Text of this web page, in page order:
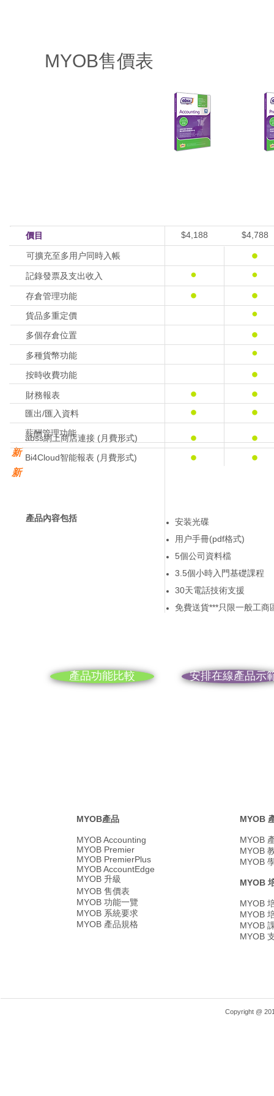
MYOB售價表
記錄發票及支出收入
存倉管理功能
貨品多重定價
可擴充至多用户同時入帳
按時收費功能
多個存倉位置
多種貨幣功能
薪酬管理功能
財務報表
安装光碟
用户手冊(pdf格式)
5個公司資料檔
3.5個小時入門基礎課程
30天電話技術支援
免費送貨***只限一般工商
產品內容包括
價目 $4,188 $4,788
匯出/匯入資料
新
新
abss網上商店連接 (月費形式)
Bi4Cloud智能報表 (月費形式)
產品功能比較 安排在線產品示
MYOB產品
MYOB Accounting
MYOB Premier
MYOB PremierPlus
MYOB AccountEdge
MYOB 升級
MYOB 售價表
MYOB 功能一覽
MYOB 系統要求
MYOB 產品規格
MYOB
MYOB
MYOB
MYOB
MYOB
MYOB
MYOB
MYOB
MYOB
Copyright @